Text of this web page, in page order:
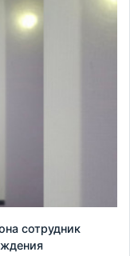
сотрудник